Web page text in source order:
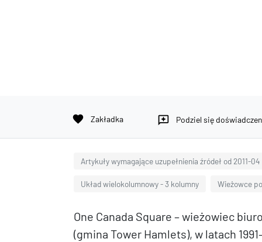
favorite Zakładka reviews Podziel się
Artykuły wymagające uzupełnienia źródeł od 2011-04
Układ wielokolumnowy - 3 kolumny Wieżowce
One Canada Square – wieżowiec
(gmina Tower Hamlets), w latach